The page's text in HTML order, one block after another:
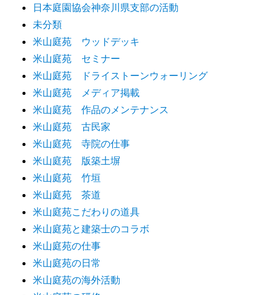
日本庭園協会神奈川県支部の活動
未分類
米山庭苑 ウッドデッキ
米山庭苑 セミナー
米山庭苑 ドライストーンウォーリング
米山庭苑 メディア掲載
米山庭苑 作品のメンテナンス
米山庭苑 古民家
米山庭苑 寺院の仕事
米山庭苑 版築土塀
米山庭苑 竹垣
米山庭苑 茶道
米山庭苑こだわりの道具
米山庭苑と建築士のコラボ
米山庭苑の仕事
米山庭苑の日常
米山庭苑の海外活動